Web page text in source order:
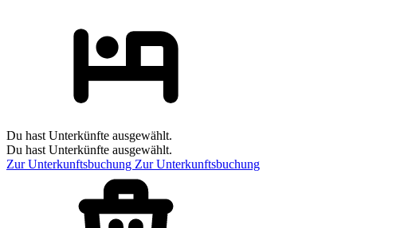
Du hast Unterkünfte ausgewählt.
Du hast Unterkünfte ausgewählt.
Zur Unterkunftsbuchung Zur Unterkunftsbuchung